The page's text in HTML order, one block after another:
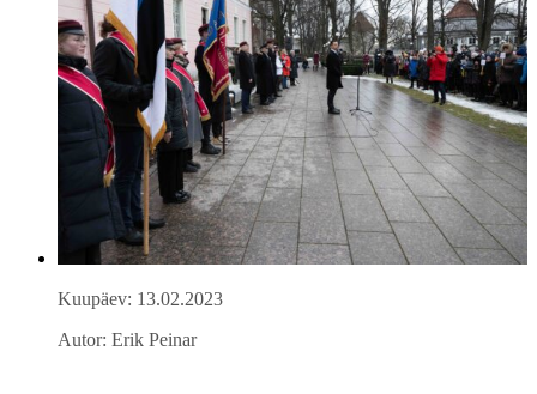
Kuupäev: 13.02.2023
Autor: Erik Peinar